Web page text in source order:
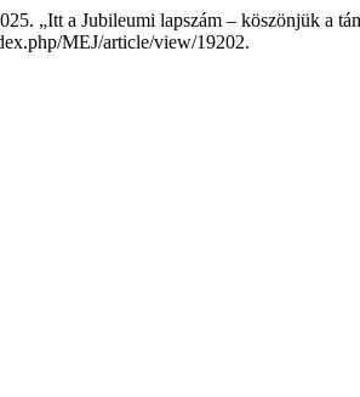
„Itt a Jubileumi lapszám – köszönjük a
MEJ/article/view/19202.